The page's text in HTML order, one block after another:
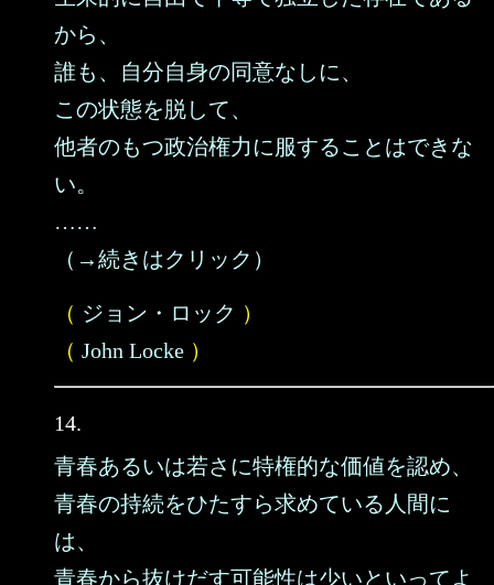
から、
誰も、自分自身の同意なしに、
この状態を脱して、
他者のもつ政治権力に服することはできな
い。
……
（→続きはクリック）
（ ジョン・ロック ）
（ John Locke ）
14.
青春あるいは若さに特権的な価値を認め、
青春の持続をひたすら求めている人間に
は、
青春から抜けだす可能性は少いといってよ